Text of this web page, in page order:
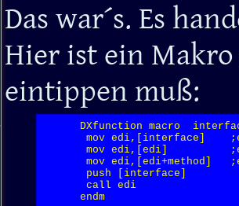
Das war´s. Es
Hier ist ein
eintippen muß:
DXfunction macro
mov edi,[interface]
mov edi,[edi]
mov edi,[edi+method]
       push [interface]
       call edi
      endm